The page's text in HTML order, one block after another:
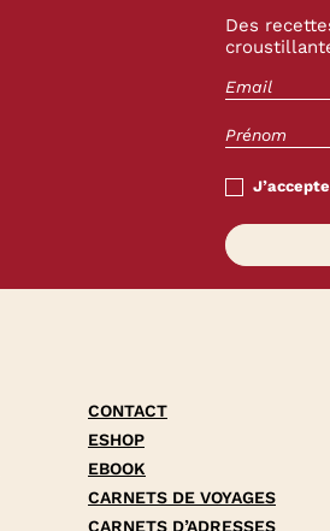
Des
CONTACT
ESHOP
EBOOK
CARNETS DE VOYAGES
CARNETS D’ADRESSES